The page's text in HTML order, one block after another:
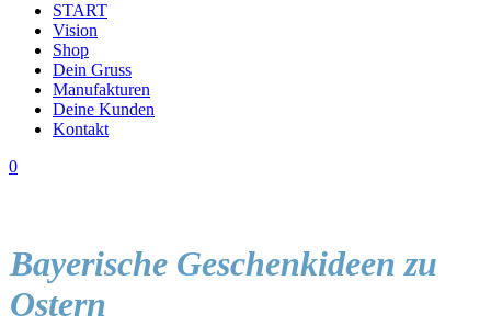
START
Vision
Shop
Dein Gruss
Manufakturen
Deine Kunden
Kontakt
0
Bayerische Geschenkideen zu
Ostern